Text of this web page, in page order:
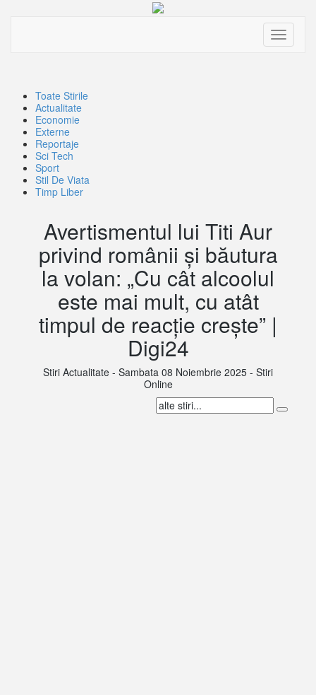
Toggle
Toate Stirile
Actualitate
Economie
Externe
Reportaje
Sci Tech
Sport
Stil De Viata
Timp Liber
Avertismentul lui Titi Aur
privind românii și băutura
la volan: „Cu cât alcoolul
este mai mult, cu atât
timpul de reacție crește” |
Digi24
Stiri Actualitate - Sambata 08 Noiembrie 2025 - Stiri
Online